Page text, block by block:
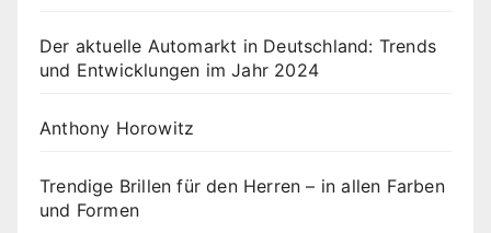
Der aktuelle Automarkt in Deutschland: Trends
und Entwicklungen im Jahr 2024
Anthony Horowitz
Trendige Brillen für den Herren – in allen Farben
und Formen